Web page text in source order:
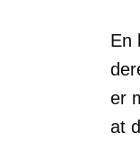
En
er
at